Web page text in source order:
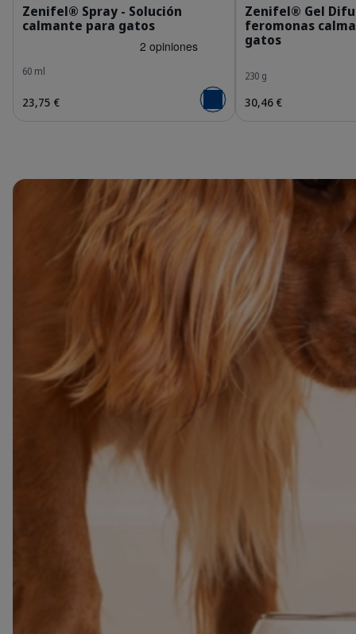
Zenifel® Spray - Solución
calmante para gatos
60 ml
23,75 € Añadir al carrito
Zenifel® Gel
feromonas
gatos
230 g
30,46 €